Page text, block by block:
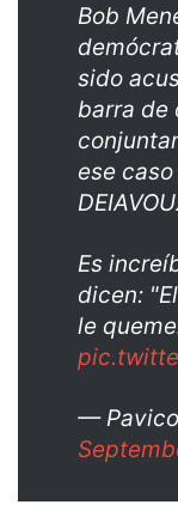
Bob
sido
barra de
ese
Es
dicen:
le
—